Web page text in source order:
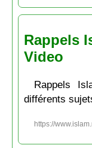
Rappels
Video
Rappels
différents
https://